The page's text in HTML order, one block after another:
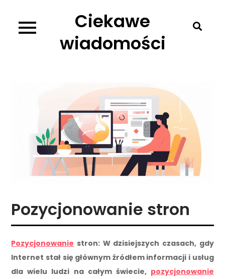
content
Ciekawe
wiadomości
Pozycjonowanie stron
Pozycjonowanie stron: W dzisiejszych czasach, gdy
Internet stał się głównym źródłem informacji i usług
dla wielu ludzi na całym świecie, pozycjonowanie